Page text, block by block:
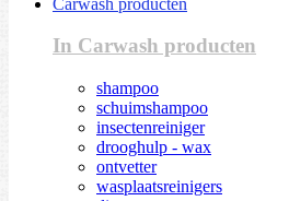
In Carwash producten
shampoo
schuimshampoo
insectenreiniger
drooghulp - wax
ontvetter
wasplaatsreinigers